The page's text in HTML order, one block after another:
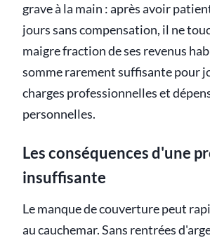
grave à la main : après avoir
jours sans compensation, il ne
maigre fraction de ses revenus
somme rarement suffisante pour
charges professionnelles et
personnelles.
Les conséquences d'une
insuffisante
Le manque de couverture peut
au cauchemar. Sans rentrées